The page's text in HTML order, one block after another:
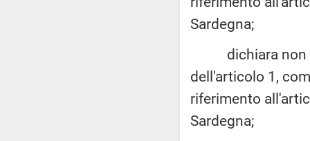
Sardegna;
dichiara non
dell'articolo 1,
riferimento
Sardegna;